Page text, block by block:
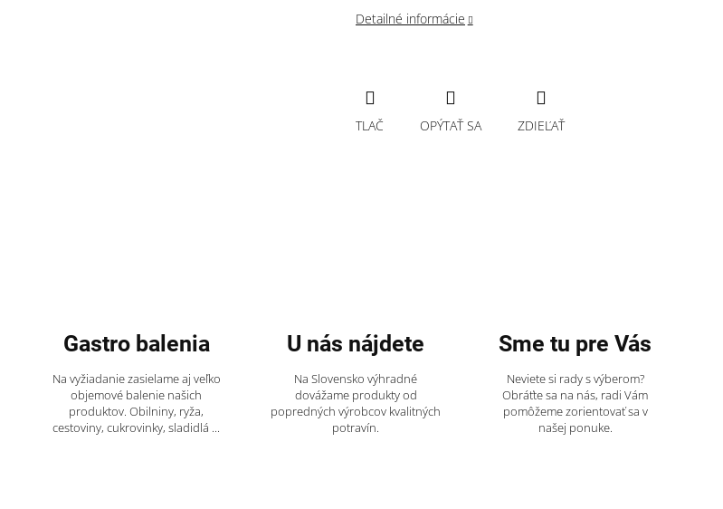
Detailné informácie
TLAČ OPÝTAŤ SA ZDIEĽAŤ
Gastro balenia
Na vyžiadanie zasielame aj veľko
objemové balenie našich
produktov. Obilniny, ryža,
cestoviny, cukrovinky, sladidlá ...
U nás nájdete
Na Slovensko výhradné
dovážame produkty od
popredných výrobcov kvalitných
potravín.
Sme tu pre Vás
Neviete si rady s výberom?
Obráťte sa na nás, radi Vám
pomôžeme zorientovať sa v
našej ponuke.